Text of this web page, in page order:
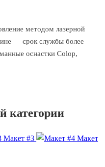
методом лазерной
— срок службы более
оснастки Colop,
категории
Макет #3
Макет